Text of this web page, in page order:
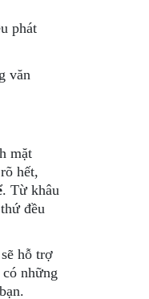
phát
văn
mặt
hết,
. Từ khâu
đều
hỗ trợ
những